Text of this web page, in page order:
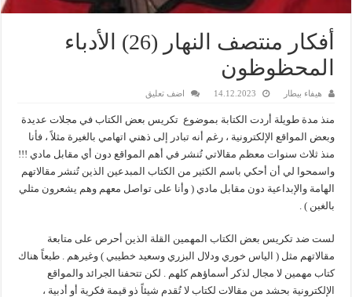
أفكار منتصف النهار (26) الأدباء
المحظوظون
هيفاء بيطار 14.12.2023 اضف تعليق
منذ مدة طويلة أردت الكتابة بموضوع تكريس بعض الكتاب في مجلات عديدة
وبعض المواقع الإلكترونية ، رغم أنه تبادر إلى ذهني اتهامي بالغيرة مثلاً ، فأنا
منذ ثلاث سنوات معظم مقالاتي تُنشر في أهم المواقع دون أي مقابل مادي !!!
واسمحوا لي أن أحكي باسم الكثير من الكتاب المبدعين الذين تُنشر مقالاتهم
الهامة والإبداعية دون مقابل مادي ( وأنا على تواصل معهم وهم يشعرون مثلي
بالغبن ) .
لست ضد تكريس بعض الكتاب المهمين القلة الذين أحرص على متابعة
مقالاتهم مثل ( الياس خوري ودلال البزري وسعيد خطيبي ) وغيرهم . طبعاً هناك
كتاب مهمين لا مجال لذكر أسماؤهم كلهم . لكن تتحفنا الجرائد والمواقع
الإلكترونية بحشد من مقالات لكتاب لا تُقدم شيئاً ذو قيمة فكرية أو أدبية ،